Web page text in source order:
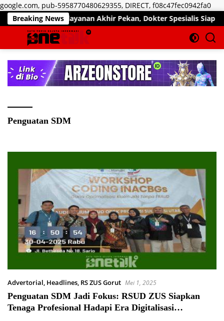
google.com, pub-5958770480629355, DIRECT, f08c47fec0942fa0
ke
Breaking News
Pelayanan Akhir Pekan, Dokter Spesialis Siap Layani
Penguatan SDM
Advertorial, Headlines, RS ZUS Gorut Mei 1, 2025
Penguatan SDM Jadi Fokus: RSUD ZUS Siapkan
Tenaga Profesional Hadapi Era Digitalisasi